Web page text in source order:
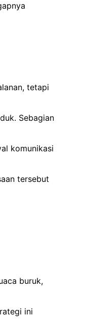
tetapi
Sebagian
komunikasi
tersebut
buruk,
ini